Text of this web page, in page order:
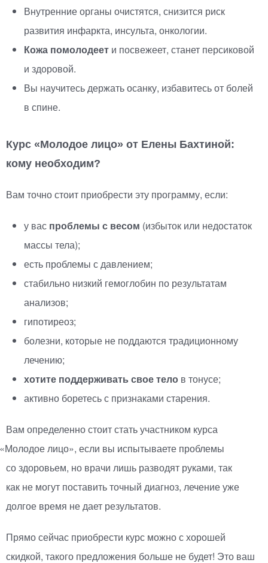
Внутренние органы очистятся, снизится риск
развития инфаркта, инсульта, онкологии.
Кожа помолодеет и посвежеет, станет персиковой
и здоровой.
Вы научитесь держать осанку, избавитесь от болей
в спине.
Курс «Молодое лицо» от Елены Бахтиной:
кому необходим?
Вам точно стоит приобрести эту программу, если:
у вас проблемы с весом (избыток или недостаток
массы тела);
есть проблемы с давлением;
стабильно низкий гемоглобин по результатам
анализов;
гипотиреоз;
болезни, которые не поддаются традиционному
лечению;
хотите поддерживать свое тело в тонусе;
активно боретесь с признаками старения.
Вам определенно стоит стать участником курса
Молодое лицо», если вы испытываете проблемы
со здоровьем, но врачи лишь разводят руками, так
как не могут поставить точный диагноз, лечение уже
долгое время не дает результатов.
Прямо сейчас приобрести курс можно с хорошей
скидкой, такого предложения больше не будет! Это ваш